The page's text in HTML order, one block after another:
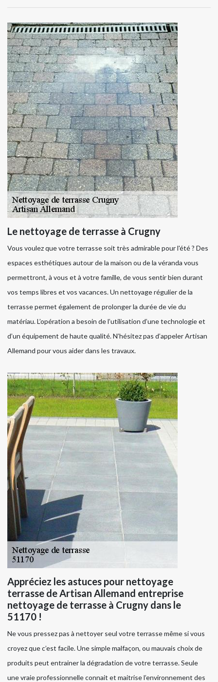
Le nettoyage de terrasse à Crugny
Vous voulez que votre terrasse soit très admirable pour l'été ? Des
espaces esthétiques autour de la maison ou de la véranda vous
permettront, à vous et à votre famille, de vous sentir bien durant
vos temps libres et vos vacances. Un nettoyage régulier de la
terrasse permet également de prolonger la durée de vie du
matériau. L’opération a besoin de l’utilisation d’une technologie et
d’un équipement de haute qualité. N’hésitez pas d’appeler Artisan
Allemand pour vous aider dans les travaux.
Appréciez les astuces pour nettoyage
terrasse de Artisan Allemand entreprise
nettoyage de terrasse à Crugny dans le
51170 !
Ne vous pressez pas à nettoyer seul votre terrasse même si vous
croyez que c’est facile. Une simple malfaçon, ou mauvais choix de
produits peut entrainer la dégradation de votre terrasse. Seule
une vraie professionnelle connait et maitrise l’environnement des